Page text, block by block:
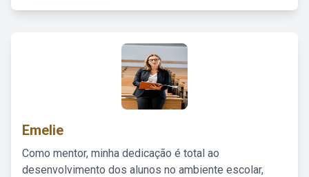
Emelie
Como mentor, minha dedicação é total ao
desenvolvimento dos alunos no ambiente escolar,